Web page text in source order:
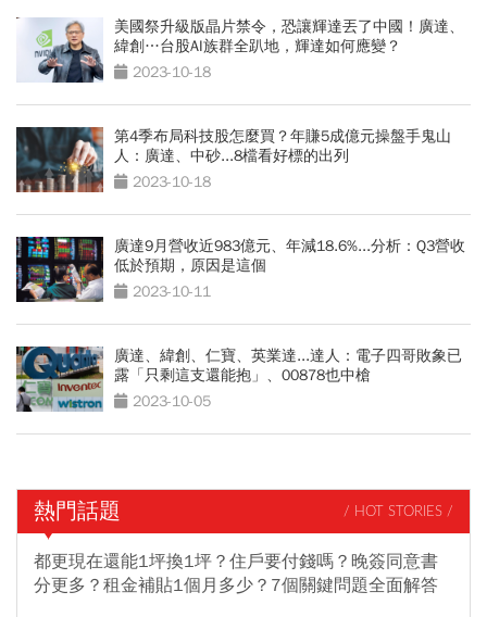
美國祭升級版晶片禁令，恐讓輝達丟了中國！廣達、
緯創…台股AI族群全趴地，輝達如何應變？
2023-10-18
第4季布局科技股怎麼買？年賺5成億元操盤手鬼山
人：廣達、中砂...8檔看好標的出列
2023-10-18
廣達9月營收近983億元、年減18.6%...分析：Q3營收
低於預期，原因是這個
2023-10-11
廣達、緯創、仁寶、英業達...達人：電子四哥敗象已
露「只剩這支還能抱」、00878也中槍
2023-10-05
熱門話題 / HOT STORIES /
都更現在還能1坪換1坪？住戶要付錢嗎？晚簽同意書
分更多？租金補貼1個月多少？7個關鍵問題全面解答